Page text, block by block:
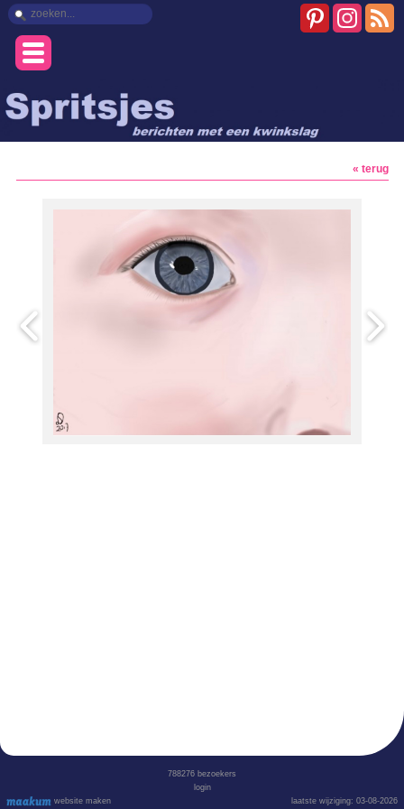
« terug
website maken
788276 bezoekers
login
laatste wijziging: 03-08-2026